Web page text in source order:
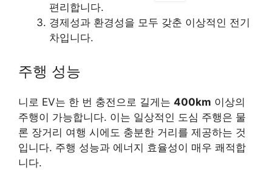
편리합니다.
경제성과 환경성을 모두 갖춘 이상적인 전기
차입니다.
주행 성능
니로 EV는 한 번 충전으로 길게는 400km 이상의
주행이 가능합니다. 이는 일상적인 도심 주행은 물
론 장거리 여행 시에도 충분한 거리를 제공하는 것
입니다. 주행 성능과 에너지 효율성이 매우 쾌적합
니다.